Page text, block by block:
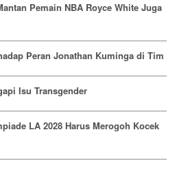
Pemain NBA Royce White Juga
Peran Jonathan Kuminga di Tim
Isu Transgender
LA 2028 Harus Merogoh Kocek